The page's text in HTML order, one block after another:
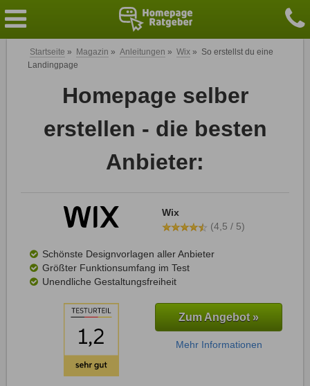
Startseite » Magazin » Anleitungen » Wix » So erstellst du eine
Landingpage
Homepage selber
erstellen - die besten
Anbieter:
Wix
(4,5 / 5)
Schönste Designvorlagen aller Anbieter
Größter Funktionsumfang im Test
Unendliche Gestaltungsfreiheit
Zum Angebot »
Mehr Informationen